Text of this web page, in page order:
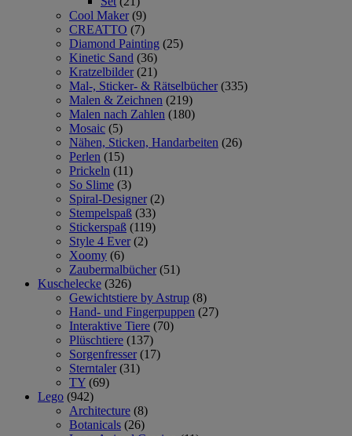
Cool Maker (9)
CREATTO (7)
Diamond Painting (25)
Kinetic Sand (36)
Kratzelbilder (21)
Mal-, Sticker- & Rätselbücher (335)
Malen & Zeichnen (219)
Malen nach Zahlen (180)
Mosaic (5)
Nähen, Sticken, Handarbeiten (26)
Perlen (15)
Prickeln (11)
So Slime (3)
Spiral-Designer (2)
Stempelspaß (33)
Stickerspaß (119)
Style 4 Ever (2)
Xoomy (6)
Zaubermalbücher (51)
Kuschelecke (326)
Gewichtstiere by Astrup (8)
Hand- und Fingerpuppen (27)
Interaktive Tiere (70)
Plüschtiere (137)
Sorgenfresser (17)
Sterntaler (31)
TY (69)
Lego (942)
Architecture (8)
Botanicals (26)